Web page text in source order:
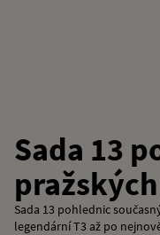
Sada 13
Sada 13 pohlednic
legendární T3 až po